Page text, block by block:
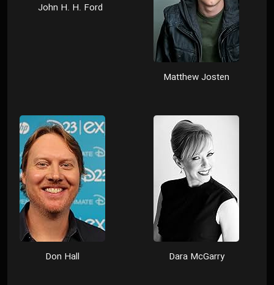
Matthew Josten
John H. H. Ford
Dara McGarry
Don Hall